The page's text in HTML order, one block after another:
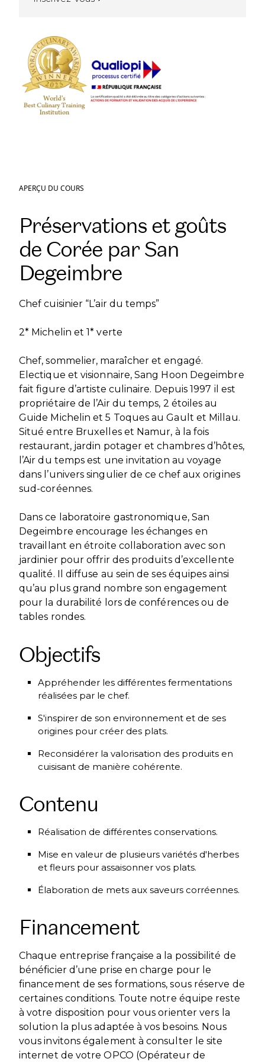
APERÇU DU COURS
Préservations et goûts
de Corée par San
Degeimbre
Chef cuisinier “L’air du temps”
2* Michelin et 1* verte
Chef, sommelier, maraîcher et engagé.
Electique et visionnaire, Sang Hoon Degeimbre
fait figure d’artiste culinaire. Depuis 1997 il est
propriétaire de l’Air du temps, 2 étoiles au
Guide Michelin et 5 Toques au Gault et Millau.
Situé entre Bruxelles et Namur, à la fois
restaurant, jardin potager et chambres d’hôtes,
l’Air du temps est une invitation au voyage
dans l’univers singulier de ce chef aux origines
sud-coréennes.
Dans ce laboratoire gastronomique, San
Degeimbre encourage les échanges en
travaillant en étroite collaboration avec son
jardinier pour offrir des produits d’excellente
qualité. Il diffuse au sein de ses équipes ainsi
qu’au plus grand nombre son engagement
pour la durabilité lors de conférences ou de
tables rondes.
Objectifs
Appréhender les différentes fermentations
réalisées par le chef.
S'inspirer de son environnement et de ses
origines pour créer des plats.
Reconsidérer la valorisation des produits en
cuisisant de manière cohérente.
Contenu
Réalisation de différentes conservations.
Mise en valeur de plusieurs variétés d'herbes
et fleurs pour assaisonner vos plats.
Élaboration de mets aux saveurs corréennes.
Financement
Chaque entreprise française a la possibilité de
bénéficier d’une prise en charge pour le
financement de ses formations, sous réserve de
certaines conditions. Toute notre équipe reste
à votre disposition pour vous orienter vers la
solution la plus adaptée à vos besoins. Nous
vous invitons également à consulter le site
internet de votre OPCO (Opérateur de